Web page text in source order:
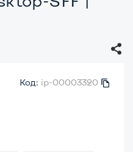
Код: ip-00003320